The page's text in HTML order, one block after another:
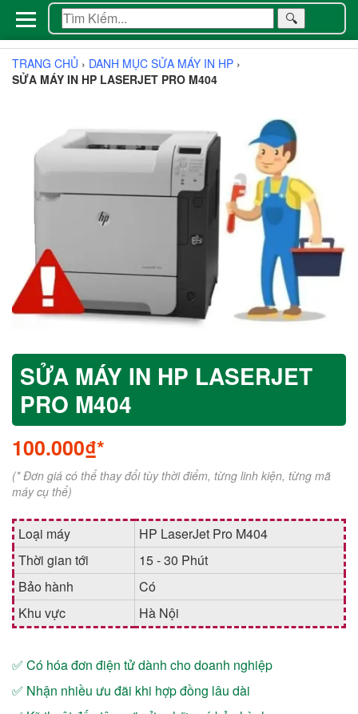
🔍
TRANG CHỦ › DANH MỤC SỬA MÁY IN HP ›
SỬA MÁY IN HP LASERJET PRO M404
SỬA MÁY IN HP LASERJET
PRO M404
100.000₫*
(* Đơn giá có thể thay đổi tùy thời điểm, từng linh kiện, từng mã
máy cụ thể)
Loại máy
HP LaserJet Pro M404
Thời gian tới
15 - 30 Phút
Bảo hành
Có
Khu vực
Hà Nội
✅ Có hóa đơn điện tử dành cho doanh nghiệp
✅ Nhận nhiều ưu đãi khi hợp đồng lâu dài